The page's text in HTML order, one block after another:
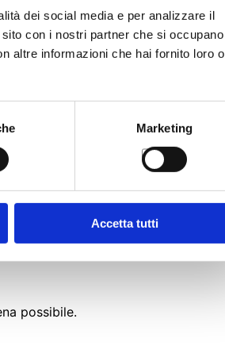
dei social media e per analizzare il
con i nostri partner che si occupano
altre informazioni che hai fornito loro o
Marketing
Accetta tutti
possibile.